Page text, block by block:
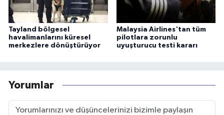
Tayland bölgesel
havalimanlarını küresel
merkezlere dönüştürüyor
Malaysia Airlines'tan tüm
pilotlara zorunlu
uyuşturucu testi kararı
Yorumlar